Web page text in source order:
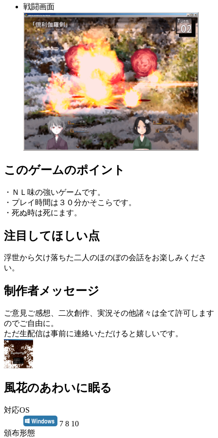
戦闘画面
このゲームのポイント
・ＮＬ味の強いゲームです。
・プレイ時間は３０分かそこらです。
・死ぬ時は死にます。
注目してほしい点
浮世から欠け落ちた二人のほのぼの会話をお楽しみくださ
い。
制作者メッセージ
ご意見ご感想、二次創作、実況その他諸々は全て許可します
のでご自由に。
ただ生配信は事前に連絡いただけると嬉しいです。
風花のあわいに眠る
対応OS
7 8 10
頒布形態